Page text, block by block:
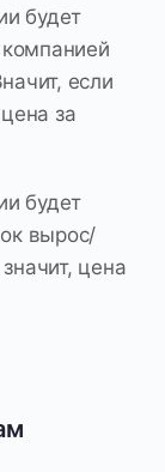
будет
если
за
будет
вырос/
цена